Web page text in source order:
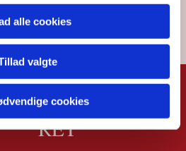
alle cookies
valgte
cookies
KIRKEKONTO
RET